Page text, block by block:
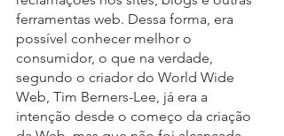
ferramentas web. Dessa forma, era
possível conhecer melhor o
consumidor, o que na verdade,
segundo o criador do World Wide
Web, Tim Berners-Lee, já era a
intenção desde o começo da criação